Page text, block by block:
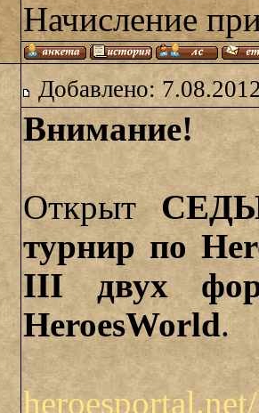
Начисление
Добавлено:
Внимание!
Открыт
турнир по
III двух
HeroesWorld.